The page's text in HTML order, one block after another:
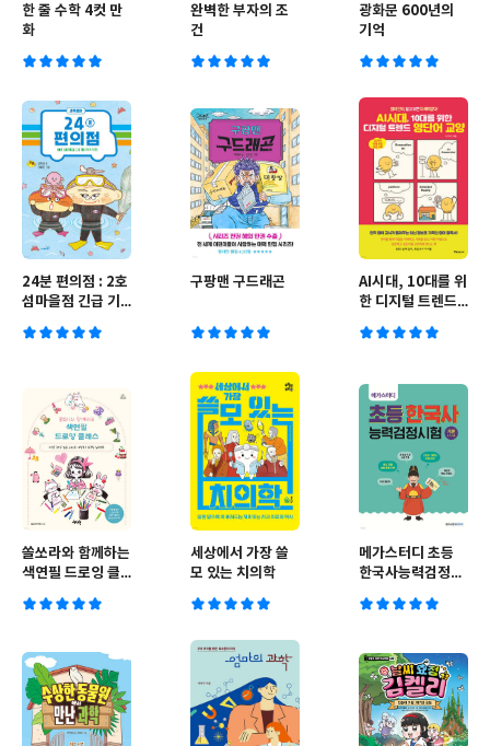
한 줄 수학 4컷 만
화
완벽한 부자의 조
건
광화문 600년의
기억
24분 편의점 : 2호
섬마을점 긴급 기
구팡맨 구드래곤
AI시대, 10대를 위
한 디지털 트렌드
쏠쏘라와 함께하는
색연필 드로잉 클
세상에서 가장 쓸
모 있는 치의학
메가스터디 초등
한국사능력검정시